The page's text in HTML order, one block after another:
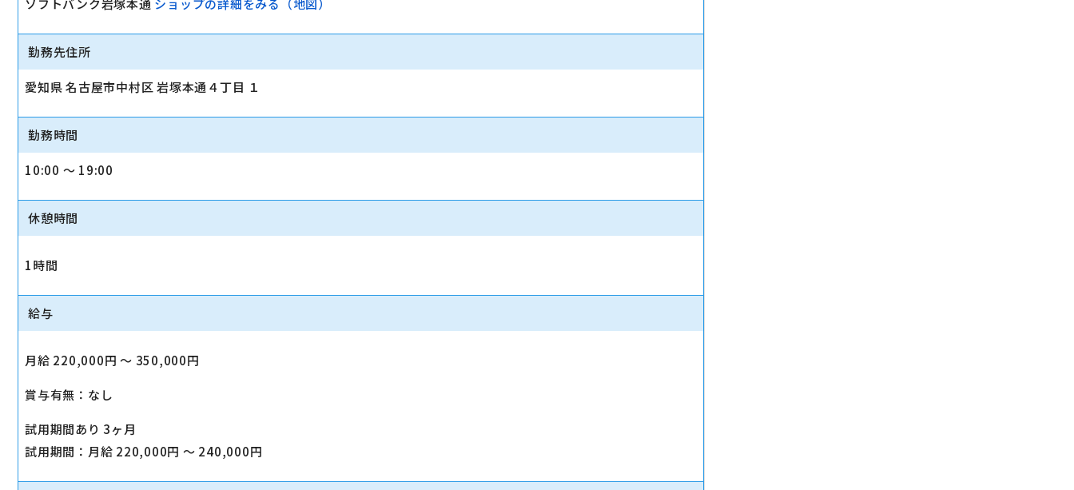
ソフトバンク岩塚本通 ショップの詳細をみる（地図）
勤務先住所
愛知県 名古屋市中村区 岩塚本通４丁目 １
勤務時間
10:00 〜 19:00
休憩時間
1時間
給与
月給 220,000円 〜 350,000円
賞与有無：なし
試用期間あり 3ヶ月
試用期間：月給 220,000円 〜 240,000円